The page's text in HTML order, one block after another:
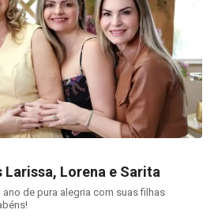
Larissa, Lorena e Sarita
de pura alegria com suas filhas